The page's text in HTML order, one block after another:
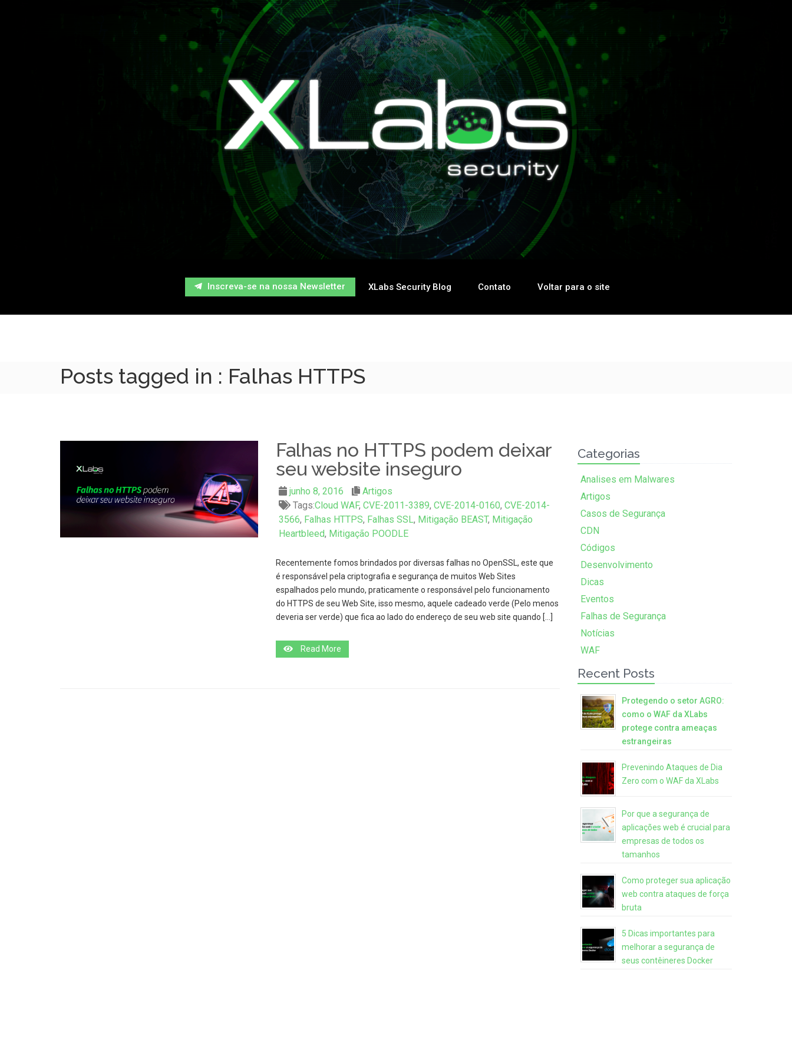
Inscreva-se na nossa Newsletter XLabs Security Blog Contato Voltar para o site
Posts tagged in : Falhas HTTPS
Falhas no HTTPS podem deixar
seu website inseguro
junho 8, 2016
Artigos
Tags:Cloud WAF, CVE-2011-3389, CVE-2014-0160, CVE-2014-
3566, Falhas HTTPS, Falhas SSL, Mitigação BEAST, Mitigação
Heartbleed, Mitigação POODLE
Recentemente fomos brindados por diversas falhas no OpenSSL, este que
é responsável pela criptografia e segurança de muitos Web Sites
espalhados pelo mundo, praticamente o responsável pelo funcionamento
do HTTPS de seu Web Site, isso mesmo, aquele cadeado verde (Pelo menos
deveria ser verde) que fica ao lado do endereço de seu web site quando […]
Read More
Categorias
Analises em Malwares
Artigos
Casos de Segurança
CDN
Códigos
Desenvolvimento
Dicas
Eventos
Falhas de Segurança
Notícias
WAF
Recent Posts
Protegendo o setor AGRO:
como o WAF da XLabs
protege contra ameaças
estrangeiras
Prevenindo Ataques de Dia
Zero com o WAF da XLabs
Por que a segurança de
aplicações web é crucial para
empresas de todos os
tamanhos
Como proteger sua aplicação
web contra ataques de força
bruta
5 Dicas importantes para
melhorar a segurança de
seus contêineres Docker